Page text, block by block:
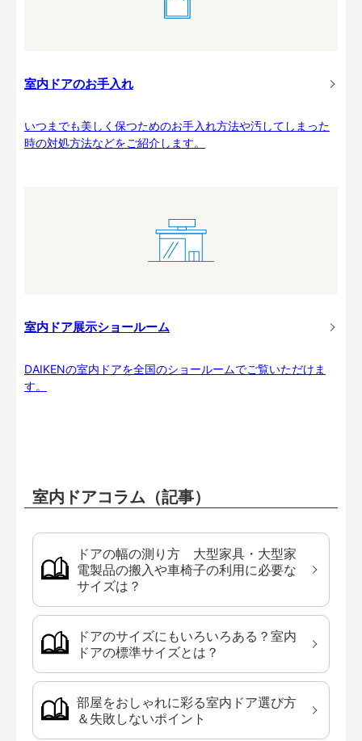
室内ドアのお手入れ
いつまでも美しく保つためのお手入れ方法や汚してしまった
時の対処方法などをご紹介します。
室内ドア展示ショールーム
DAIKENの室内ドアを全国のショールームでご覧いただけま
す。
室内ドアコラム（記事）
ドアの幅の測り方 大型家具・大型家
電製品の搬入や車椅子の利用に必要な
サイズは？
ドアのサイズにもいろいろある？室内
ドアの標準サイズとは？
部屋をおしゃれに彩る室内ドア選び方
＆失敗しないポイント